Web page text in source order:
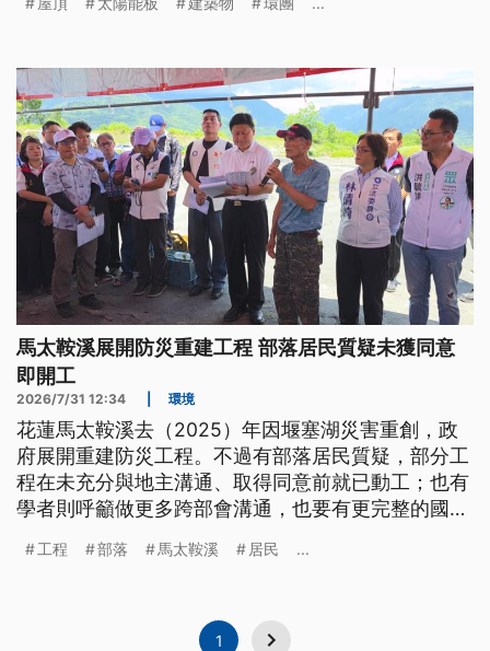
年將減少大約2.91億度發電量。
馬太鞍溪展開防災重建工程 部落居民質疑未獲同意
即開工
2026/7/31 12:34 環境
花蓮馬太鞍溪去（2025）年因堰塞湖災害重創，政
府展開重建防災工程。不過有部落居民質疑，部分工
程在未充分與地主溝通、取得同意前就已動工；也有
學者則呼籲做更多跨部會溝通，也要有更完整的國土
工程 部落 馬太鞍溪 居民 ...
1